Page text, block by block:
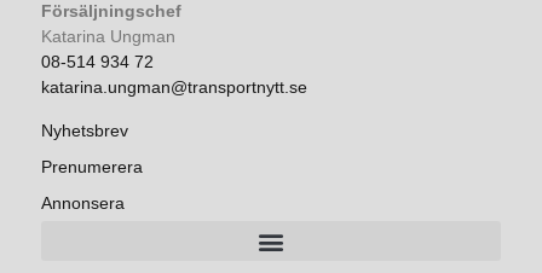
Försäljningschef
Katarina Ungman
08-514 934 72
katarina.ungman@transportnytt.se
Nyhetsbrev
Prenumerera
Annonsera